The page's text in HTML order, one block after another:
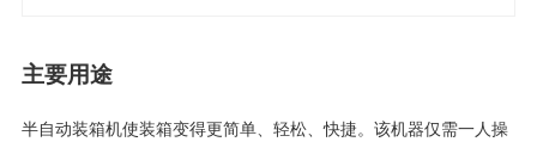
主要用途
半自动装箱机使装箱变得更简单、轻松、快捷。该机器仅需一人操